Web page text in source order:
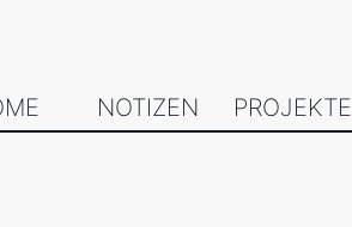
NOTIZEN PROJEKTE